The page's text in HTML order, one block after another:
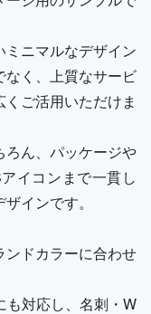
ニマルなデザイン
く、上質なサービ
ご活用いただけま
ろん、パッケージや
イコンまで一貫し
インです。
ンドカラーに合わせ
も対応し、名刺・W